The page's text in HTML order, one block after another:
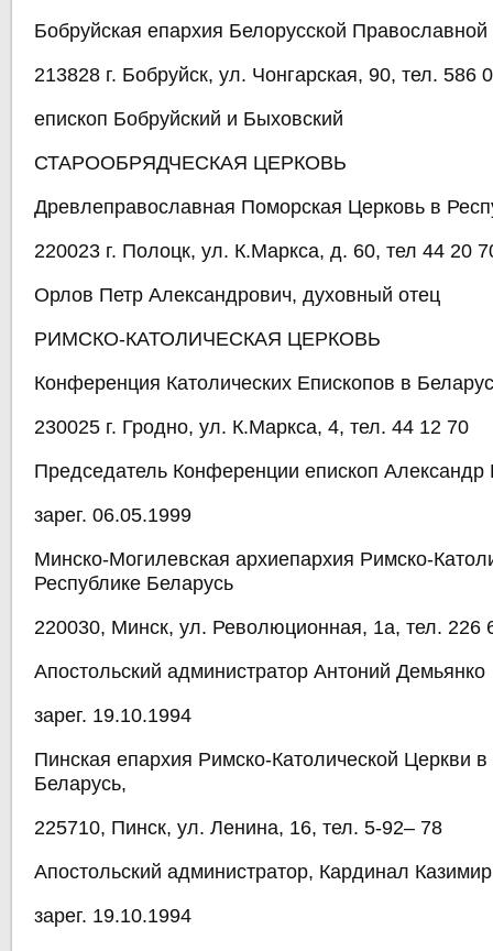
Бобруйская епархия Белорусской
213828 г. Бобруйск, ул. Чонгарская, 90, тел. 586
епископ Бобруйский и Быховский
СТАРООБРЯДЧЕСКАЯ ЦЕРКОВЬ
Древлеправославная Поморская Церковь в
220023 г. Полоцк, ул. К.Маркса, д. 60, тел 44 20
Орлов Петр Александрович, духовный отец
РИМСКО-КАТОЛИЧЕСКАЯ ЦЕРКОВЬ
Конференция Католических Епископов в
230025 г. Гродно, ул. К.Маркса, 4, тел. 44 12 70
Председатель Конференции епископ Александр
зарег. 06.05.1999
Минско-Могилевская архиепархия Римско-
Республике Беларусь
220030, Минск, ул. Революционная, 1а, тел. 226
Апостольский администратор Антоний Демьянко
зарег. 19.10.1994
Пинская епархия Римско-Католической Церкви в
Беларусь,
225710, Пинск, ул. Ленина, 16, тел. 5-92– 78
Апостольский администратор, Кардинал
зарег. 19.10.1994